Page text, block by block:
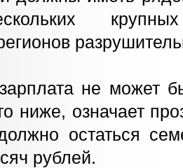
не может
ниже, означает
остаться
рублей.